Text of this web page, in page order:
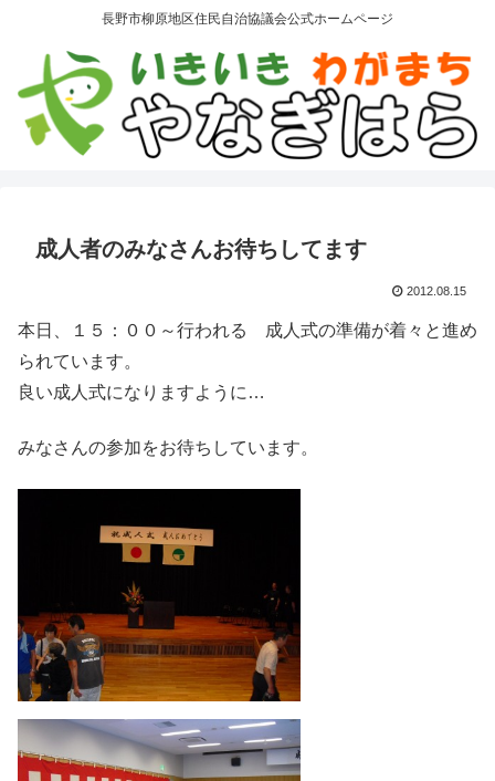
長野市柳原地区住民自治協議会公式ホームページ
成人者のみなさんお待ちしてます
2012.08.15
本日、１５：００～行われる 成人式の準備が着々と進め
られています。
良い成人式になりますように…
みなさんの参加をお待ちしています。